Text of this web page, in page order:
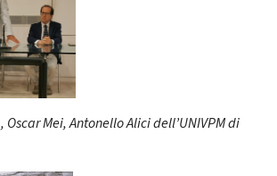
Oscar Mei, Antonello Alici dell’UNIVPM di